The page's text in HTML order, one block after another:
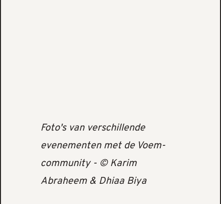
Foto's van verschillende
evenementen met de Voem-
community - © Karim
Abraheem & Dhiaa Biya